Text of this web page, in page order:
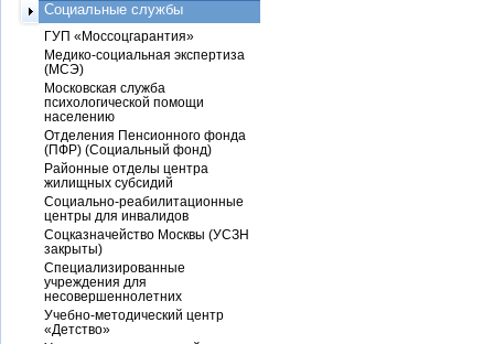
Социальные службы
ГУП «Моссоцгарантия»
Медико-социальная экспертиза
(МСЭ)
Московская служба
психологической помощи
населению
Отделения Пенсионного фонда
(ПФР) (Социальный фонд)
Районные отделы центра
жилищных субсидий
Социально-реабилитационные
центры для инвалидов
Соцказначейство Москвы (УСЗН
закрыты)
Специализированные
учреждения для
несовершеннолетних
Учебно-методический центр
«Детство»